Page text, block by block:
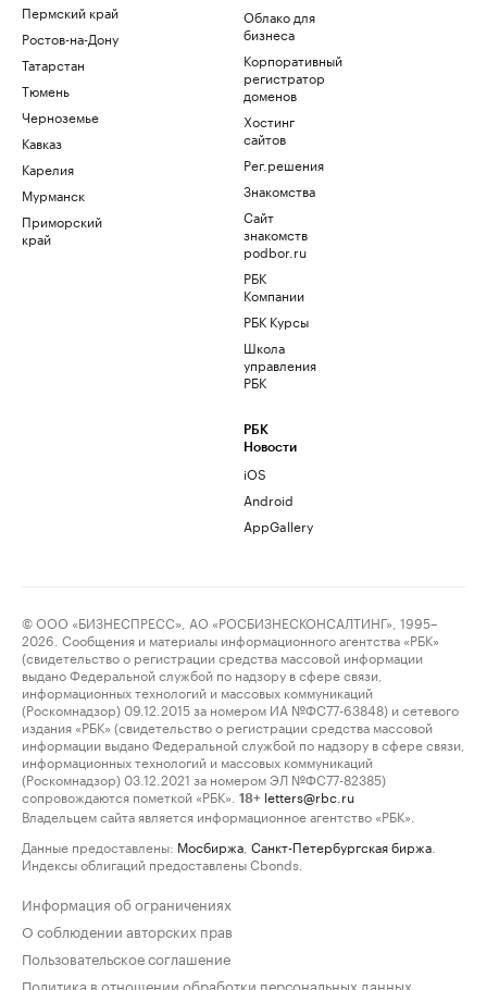
Пермский край
Ростов-на-Дону
Татарстан
Тюмень
Черноземье
Кавказ
Карелия
Мурманск
Приморский
край
Облако для
бизнеса
Корпоративный
регистратор
доменов
Хостинг
сайтов
Рег.решения
Знакомства
Сайт
знакомств
podbor.ru
РБК
Компании
РБК Курсы
Школа
управления
РБК
РБК
Новости
iOS
Android
AppGallery
© ООО «БИЗНЕСПРЕСС», АО «РОСБИЗНЕСКОНСАЛТИНГ», 1995–
2026. Сообщения и материалы информационного агентства «РБК»
(свидетельство о регистрации средства массовой информации
выдано Федеральной службой по надзору в сфере связи,
информационных технологий и массовых коммуникаций
(Роскомнадзор) 09.12.2015 за номером ИА №ФС77-63848) и сетевого
издания «РБК» (свидетельство о регистрации средства массовой
информации выдано Федеральной службой по надзору в сфере связи,
информационных технологий и массовых коммуникаций
(Роскомнадзор) 03.12.2021 за номером ЭЛ №ФС77-82385)
сопровождаются пометкой «РБК».
18+ letters@rbc.ru
Владельцем сайта является информационное агентство «РБК».
Данные предоставлены: Мосбиржа Санкт-Петербургская биржа
Индексы облигаций предоставлены Cbonds.
Информация об ограничениях
О соблюдении авторских прав
Пользовательское соглашение
Политика в отношении обработки персональных данных